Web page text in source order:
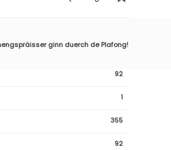
ginn duerch de Plafong!
92
1
355
92